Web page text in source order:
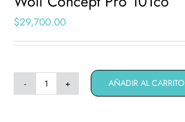
$29,700.00
Woll
AÑADIR AL CARRITO